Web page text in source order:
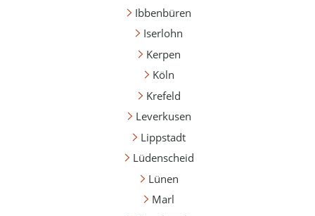
Ibbenbüren
Iserlohn
Kerpen
Köln
Krefeld
Leverkusen
Lippstadt
Lüdenscheid
Lünen
Marl